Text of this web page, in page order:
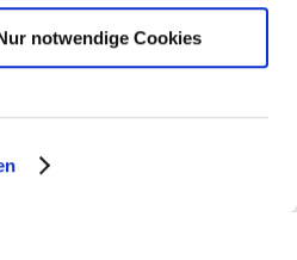
notwendige Cookies